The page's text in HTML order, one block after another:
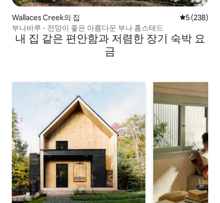
Wallaces Creek의 집 평점 5점(5
5 (238)
부나바루 - 전망이 좋은 아름다운 부나 홈스테드
내 집 같은 편안함과 저렴한 장기 숙박 요
금